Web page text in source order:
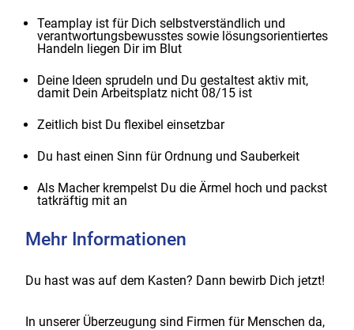
Teamplay ist für Dich selbstverständlich und
verantwortungsbewusstes sowie lösungsorientiertes
Handeln liegen Dir im Blut
Deine Ideen sprudeln und Du gestaltest aktiv mit,
damit Dein Arbeitsplatz nicht 08/15 ist
Zeitlich bist Du flexibel einsetzbar
Du hast einen Sinn für Ordnung und Sauberkeit
Als Macher krempelst Du die Ärmel hoch und packst
tatkräftig mit an
Mehr Informationen
Du hast was auf dem Kasten? Dann bewirb Dich jetzt!
In unserer Überzeugung sind Firmen für Menschen da,